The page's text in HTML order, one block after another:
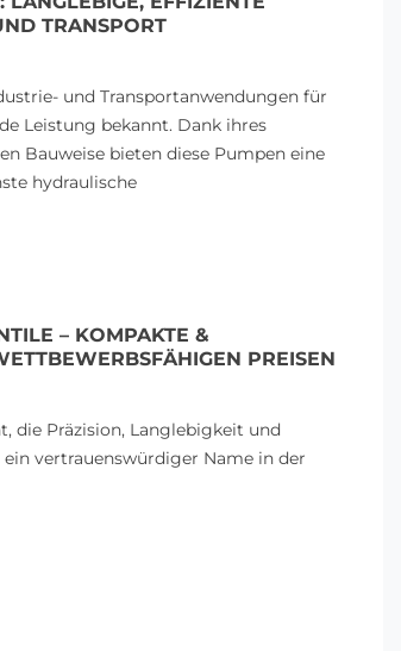
elektrischer
1170 Ansichten
zwei gängige
Hydraulik. Wir...
TRANSPORT
und Transportanwendungen für
Leistung bekannt. Dank ihres
Bauweise bieten diese Pumpen eine
hydraulische
– KOMPAKTE &
PREISEN
die Präzision, Langlebigkeit und
vertrauenswürdiger Name in der